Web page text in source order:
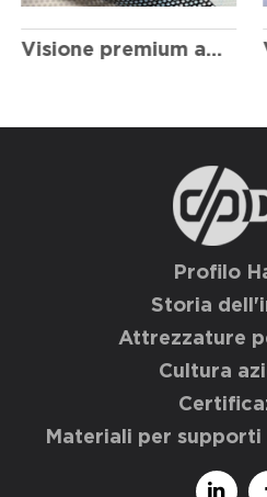
Visione premium a senso unico
Profilo
Storia
Attrezzature
Cultura
Materiali per supporti